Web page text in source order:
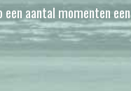
aantal momenten